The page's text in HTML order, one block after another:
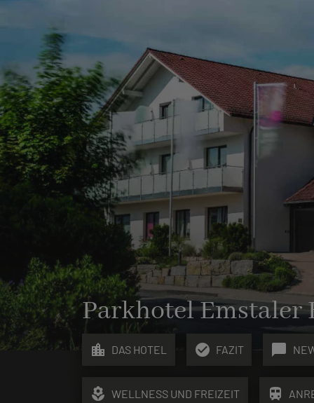
Parkhotel Emstaler
location_city DAS HOTEL check_circle FAZIT chat_bubble
local_florist WELLNESS UND FREIZEIT train